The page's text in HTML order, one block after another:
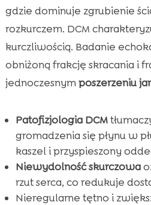
gdzie dominuje zgrubienie
rozkurczem. DCM
kurczliwością. Badanie
obniżoną frakcję skracania i
jednoczesnym poszerzeniu
Patofizjologia DCM
gromadzenia się płynu w
kaszel i przyspieszony
Niewydolność skurczowa
rzut serca, co redukuje
Nieregularne tętno i